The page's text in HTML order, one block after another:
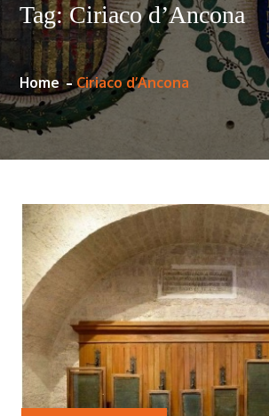
Tag:Ciriaco d’Ancona
Home Ciriaco d’Ancona